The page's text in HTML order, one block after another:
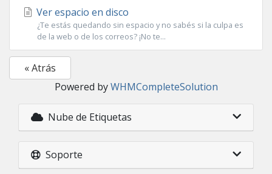
Ver espacio en disco
¿Te estás quedando sin espacio y no sabés si la culpa es
de la web o de los correos? ¡No te...
« Atrás
Powered byWHMCompleteSolution
Nube de Etiquetas
Soporte